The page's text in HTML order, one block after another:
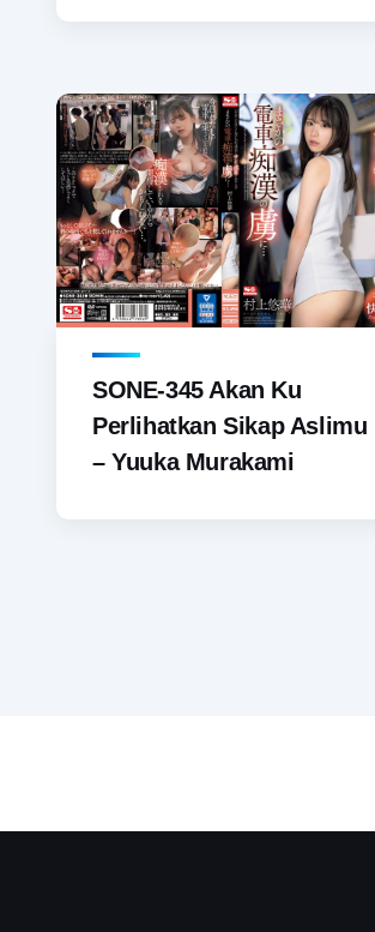
SONE-345 Akan Ku
Perlihatkan Sikap Aslimu
– Yuuka Murakami